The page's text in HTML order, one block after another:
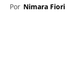
Por Nimara Fiori